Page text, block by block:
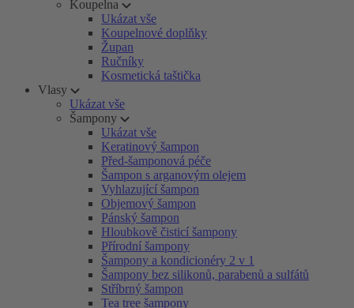
Koupelna
Ukázat vše
Koupelnové doplňky
Župan
Ručníky
Kosmetická taštička
Vlasy
Ukázat vše
Šampony
Ukázat vše
Keratinový šampon
Před-šamponová péče
Šampon s arganovým olejem
Vyhlazující šampon
Objemový šampon
Pánský šampon
Hloubkově čisticí šampony
Přírodní šampony
Šampony a kondicionéry 2 v 1
Šampony bez silikonů, parabenů a sulfátů
Stříbrný šampon
Tea tree šampony